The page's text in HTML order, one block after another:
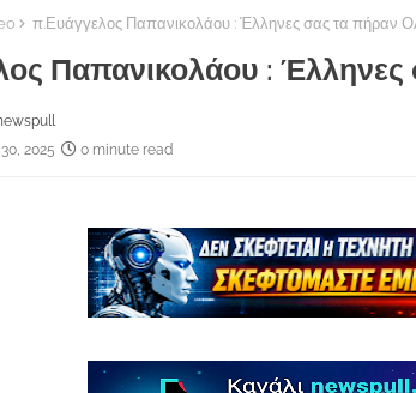
π.Ευάγγελος Παπανικολάου : Έλληνες σας τα πήραν
Παπανικολάου :
2025
0 minute read